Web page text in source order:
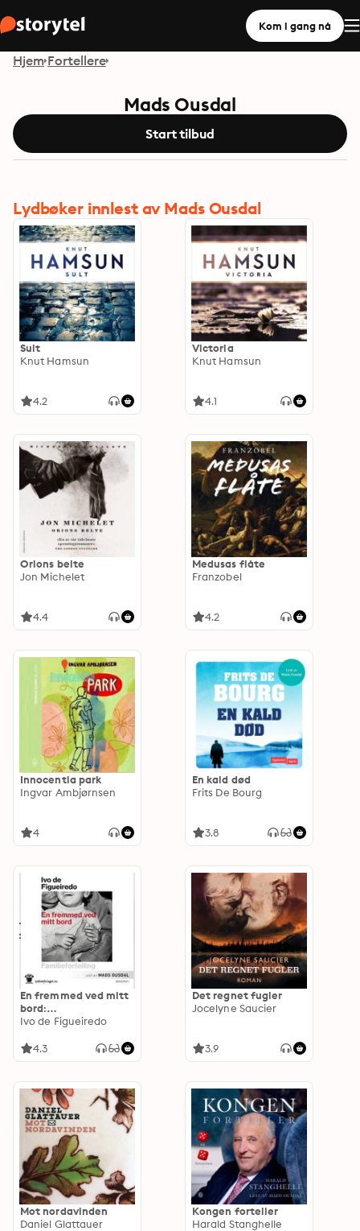
Kom i gang nå
Hjem Fortellere
Mads Ousdal
Start tilbud
Lydbøker innlest av Mads Ousdal
Sult
Knut Hamsun
4.2
Victoria
Knut Hamsun
4.1
Orions belte
Jon Michelet
4.4
Medusas flåte
Franzobel
4.2
Innocentia park
Ingvar Ambjørnsen
4
En kald død
Frits De Bourg
3.8
En fremmed ved mitt
bord:
familiefortelling
Ivo de Figueiredo
4.3
Det regnet fugler
Jocelyne Saucier
3.9
Mot nordavinden
Daniel Glattauer
Kongen forteller
Harald Stanghelle